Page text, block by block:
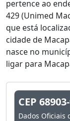
pertence ao
429 (Unimed
que está
cidade de
nasce no
ligar para
CEP
Dados Oficiais